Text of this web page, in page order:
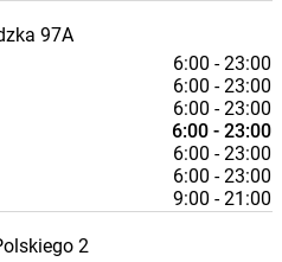
97A
6:00 - 23:00
6:00 - 23:00
6:00 - 23:00
6:00 - 23:00
6:00 - 23:00
6:00 - 23:00
9:00 - 21:00
2